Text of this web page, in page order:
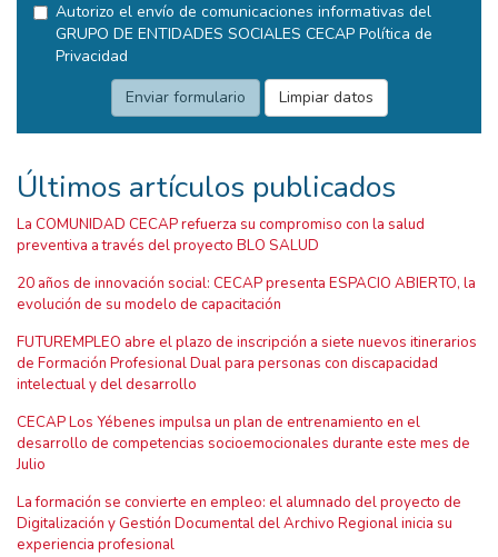
Autorizo el envío de comunicaciones informativas del
GRUPO DE ENTIDADES SOCIALES CECAP Política de
Privacidad
Últimos artículos publicados
La COMUNIDAD CECAP refuerza su compromiso con la salud
preventiva a través del proyecto BLO SALUD
20 años de innovación social: CECAP presenta ESPACIO ABIERTO, la
evolución de su modelo de capacitación
FUTUREMPLEO abre el plazo de inscripción a siete nuevos itinerarios
de Formación Profesional Dual para personas con discapacidad
intelectual y del desarrollo
CECAP Los Yébenes impulsa un plan de entrenamiento en el
desarrollo de competencias socioemocionales durante este mes de
Julio
La formación se convierte en empleo: el alumnado del proyecto de
Digitalización y Gestión Documental del Archivo Regional inicia su
experiencia profesional